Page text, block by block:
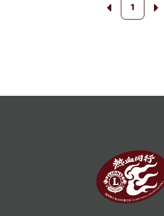
1